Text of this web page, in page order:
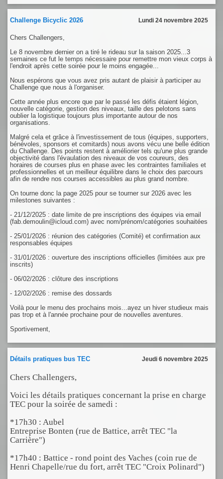
Challenge Bicyclic 2026 Lundi 24 novembre 2025
Chers Challengers,
Le 8 novembre dernier on a tiré le rideau sur la saison 2025...3
semaines ce fut le temps nécessaire pour remettre mon vieux corps à
l'endroit après cette soirée pour le moins engagée...
Nous espérons que vous avez pris autant de plaisir à participer au
Challenge que nous à l'organiser.
Cette année plus encore que par le passé les défis étaient légion,
nouvelle catégorie, gestion des niveaux, taille des pelotons sans
oublier la logistique toujours plus importante autour de nos
organisations.
Malgré cela et grâce à l'investissement de tous (équipes, supporters,
bénévoles, sponsors et comitards) nous avons vécu une belle édition
du Challenge. Des points restent à améliorier tels qu'une plus grande
objectivité dans l'évaulation des niveaux de vos coureurs, des
horaires de courses plus en phase avec les contraintes familiales et
professionnelles et un meilleur équilibre dans le choix des parcours
afin de rendre nos courses accessibles au plus grand nombre.
On tourne donc la page 2025 pour se tourner sur 2026 avec les
milestones suivantes :
- 21/12/2025 : date limite de pre inscriptions des équipes via email
(fab.demoulin@icloud.com) avec nom/prénom/catégories souhaitées
- 25/01/2026 : réunion des catégories (Comité) et confirmation aux
responsables équipes
- 31/01/2026 : ouverture des inscriptions officielles (limitées aux pre
inscrits)
- 06/02/2026 : clôture des inscriptions
- 12/02/2026 : remise des dossards
Voilà pour le menu des prochains mois...ayez un hiver studieux mais
pas trop et à l'année prochaine pour de nouvelles aventures.
Sportivement,
Détails pratiques bus TEC Jeudi 6 novembre 2025
Chers Challengers,
Voici les détails pratiques concernant la prise en charge
TEC pour la soirée de samedi :
*17h30 : Aubel
Entreprise Bonten (rue de Battice, arrêt TEC "la
Carrière")
*17h40 : Battice - rond point des Vaches (coin rue de
Henri Chapelle/rue du fort, arrêt TEC "Croix Polinard")